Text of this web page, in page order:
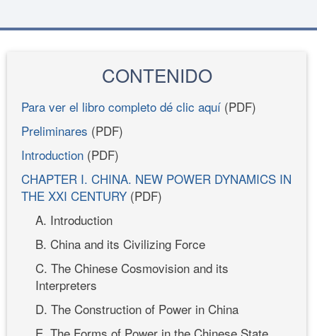
CONTENIDO
Para ver el libro completo dé clic aquí (PDF)
Preliminares (PDF)
Introduction (PDF)
CHAPTER I. CHINA. NEW POWER DYNAMICS IN
THE XXI CENTURY (PDF)
A. Introduction
B. China and its Civilizing Force
C. The Chinese Cosmovision and its
Interpreters
D. The Construction of Power in China
E. The Forms of Power in the Chinese State